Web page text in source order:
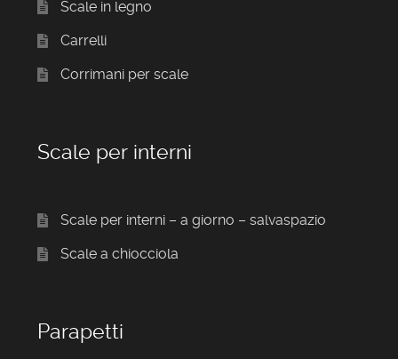
Scale in legno
Carrelli
Corrimani per scale
Scale per interni
Scale per interni – a giorno – salvaspazio
Scale a chiocciola
Parapetti